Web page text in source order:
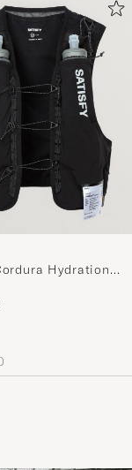
Hydration